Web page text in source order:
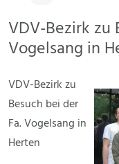
VDV-Bezirk zu
Vogelsang in
VDV-Bezirk zu
Besuch bei der
Fa. Vogelsang in
Herten